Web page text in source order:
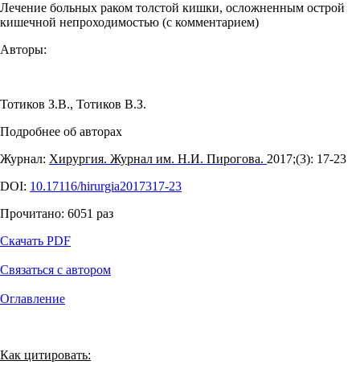
Лечение больных раком толстой кишки, осложненным острой
кишечной непроходимостью (с комментарием)
Авторы:
Тотиков З.В., Тотиков В.З.
Подробнее об авторах
Журнал: Хирургия. Журнал им. Н.И. Пирогова. 2017;(3): 17‑23
DOI: 10.17116/hirurgia2017317-23
Прочитано: 6051 раз
Скачать PDF
Связаться с автором
Оглавление
Как цитировать: